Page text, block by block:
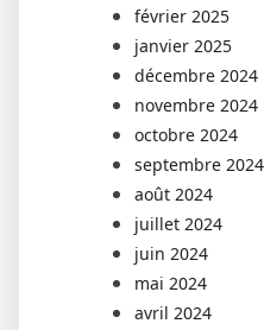
février 2025
janvier 2025
décembre 2024
novembre 2024
octobre 2024
septembre 2024
août 2024
juillet 2024
juin 2024
mai 2024
avril 2024